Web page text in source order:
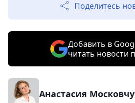
Поделитесь
Добавить в
читать новости
Анастасия